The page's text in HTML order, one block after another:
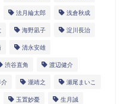
法月綸太郎 浅倉秋成
海野凪子 淀川長治
清永安雄
渋谷直角 渡辺健介
介 瀧靖之 瀬尾まいこ
玉置妙憂 生月誠